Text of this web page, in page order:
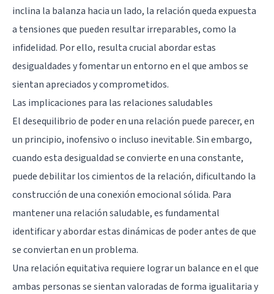
inclina la balanza hacia un lado, la relación queda expuesta
a tensiones que pueden resultar irreparables, como la
infidelidad. Por ello, resulta crucial abordar estas
desigualdades y fomentar un entorno en el que ambos se
sientan apreciados y comprometidos.
Las implicaciones para las relaciones saludables
El desequilibrio de poder en una relación puede parecer, en
un principio, inofensivo o incluso inevitable. Sin embargo,
cuando esta desigualdad se convierte en una constante,
puede debilitar los cimientos de la relación, dificultando la
construcción de una conexión emocional sólida. Para
mantener una relación saludable, es fundamental
identificar y abordar estas dinámicas de poder antes de que
se conviertan en un problema.
Una relación equitativa requiere lograr un balance en el que
ambas personas se sientan valoradas de forma igualitaria y